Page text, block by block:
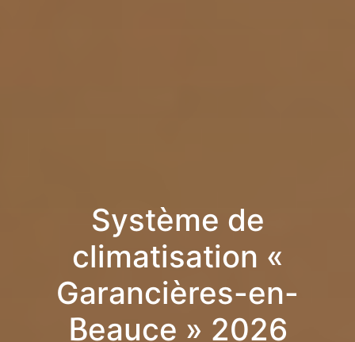
Système de
climatisation «
Garancières-en-
Beauce » 2026